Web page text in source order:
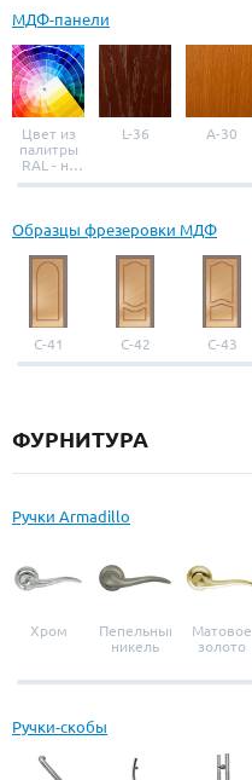
МДФ-панели
Цвет из
палитры
RAL - на
выбор
L-36 A-30
Образцы фрезеровки МДФ
С-41 С-42 С-43
ФУРНИТУРА
Ручки Armadillo
Хром
Пепельный
никель
Матовое
золото
Ручки-скобы